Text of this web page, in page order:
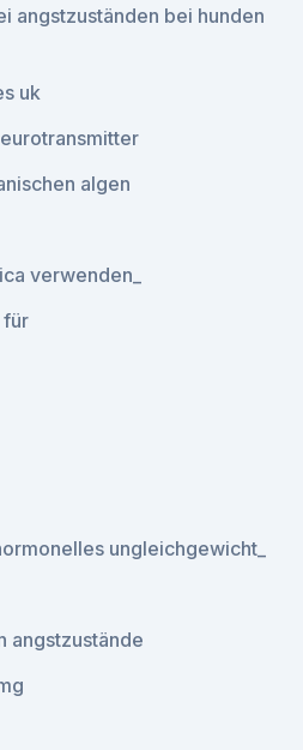
angstzuständen bei hunden
uk
algen
verwenden_
für
ungleichgewicht_
angstzustände